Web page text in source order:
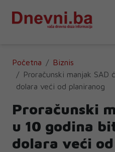
Početna
Biznis
Proračunski manjak
dolara veći od planiranog
Proračunski
u 10 godina
dolara veći